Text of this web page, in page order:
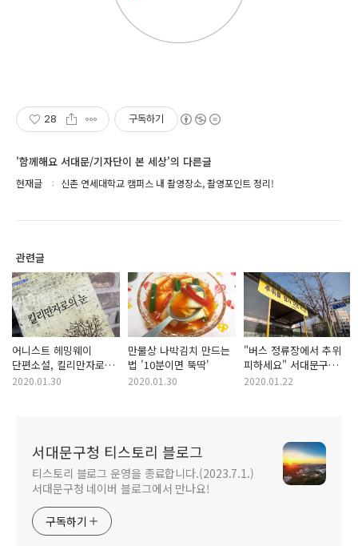
28 구독하기
'함께해요 서대문/기자단이 본 세상'의 다른글
현재글 신촌 연세대학교 캠퍼스 내 촬영장소, 촬영포인트 정리!
관련글
어니스트 헤밍웨이
단편소설, 킬리만자로의
눈
2020.01.30
만물상 나박김치 만드는
법 '10분이면 뚝딱'
2020.01.30
"버스 정류장에서 추위
피하세요" 서대문구
버스 정류장 바람막이,
2020.01.22
서대문구청 티스토리 블로그
티스토리 블로그 운영을 종료합니다.(2023.7.1.)
서대문구청 네이버 블로그에서 만나요!
구독하기